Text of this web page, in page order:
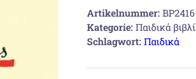
και
έξι
αριστερές)
σε
Artikelnummer: BP2416
Kategorie: Παιδικά
Schlagwort: Παιδικά